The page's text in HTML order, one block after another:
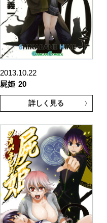
2013.10.22
屍姫 20
詳しく見る